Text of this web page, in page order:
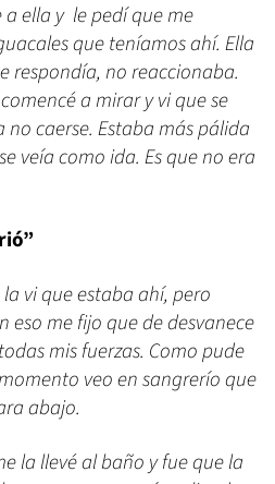
ella y le pedí que me
que teníamos ahí. Ella
respondía, no reaccionaba.
a mirar y vi que se
caerse. Estaba más pálida
veía como ida. Es que no era
vi que estaba ahí, pero
eso me fijo que de desvanece
mis fuerzas. Como pude
veo en sangrerío que
abajo.
la llevé al baño y fue que la